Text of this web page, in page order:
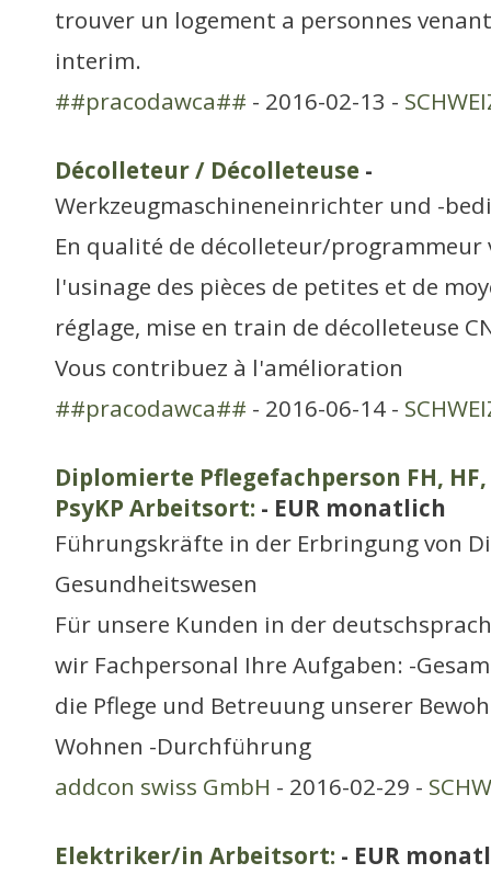
trouver un logement a personnes
interim.
##pracodawca## - 2016-02-13 -
Décolleteur / Décolleteuse -
Werkzeugmaschineneinrichter und -
En qualité de décolleteur/programmeur
l'usinage des pièces de petites et de
réglage, mise en train de décolleteuse
Vous contribuez à l'amélioration
##pracodawca## - 2016-06-14 -
Diplomierte Pflegefachperson FH, HF,
PsyKP Arbeitsort: - EUR monatlich
Führungskräfte in der Erbringung von
Gesundheitswesen
Für unsere Kunden in der
wir Fachpersonal Ihre Aufgaben: -
die Pflege und Betreuung unserer
Wohnen -Durchführung
addcon swiss GmbH - 2016-02-29 -
Elektriker/in Arbeitsort: - EUR